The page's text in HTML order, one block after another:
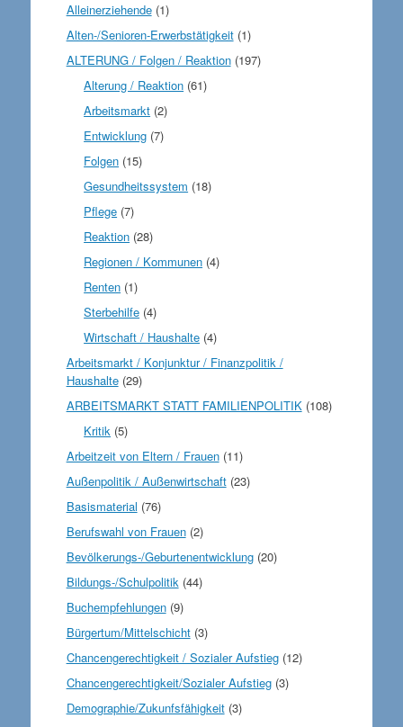
Alleinerziehende(1)
Alten-/Senioren-Erwerbstätigkeit(1)
ALTERUNG / Folgen / Reaktion(197)
Alterung / Reaktion (61)
Arbeitsmarkt (2)
Entwicklung (7)
Folgen (15)
Gesundheitssystem (18)
Pflege (7)
Reaktion (28)
Regionen / Kommunen (4)
Renten (1)
Sterbehilfe (4)
Wirtschaft / Haushalte (4)
Arbeitsmarkt / Konjunktur / Finanzpolitik /
Haushalte(29)
ARBEITSMARKT STATT FAMILIENPOLITIK(108)
Kritik (5)
Arbeitzeit von Eltern / Frauen(11)
Außenpolitik / Außenwirtschaft(23)
Basismaterial (76)
Berufswahl von Frauen(2)
Bevölkerungs-/Geburtenentwicklung(20)
Bildungs-/Schulpolitik(44)
Buchempfehlungen(9)
Bürgertum/Mittelschicht(3)
Chancengerechtigkeit / Sozialer Aufstieg(12)
Chancengerechtigkeit/Sozialer Aufstieg(3)
Demographie/Zukunfsfähigkeit(3)